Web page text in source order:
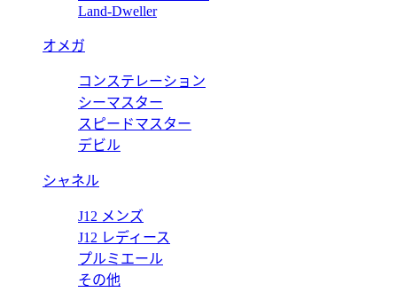
ディア〕コンチネンタルウォレット 838485 FAE0L 9746
Land-Dweller
オメガ
コンステレーション
シーマスター
スピードマスター
デビル
シャネル
J12 メンズ
J12 レディース
プルミエール
その他